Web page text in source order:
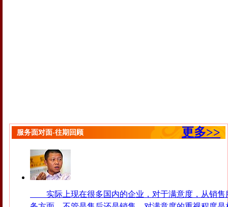
服务面对面-往期回顾 更多>>
实际上现在很多国内的企业，对于满意度，从销售